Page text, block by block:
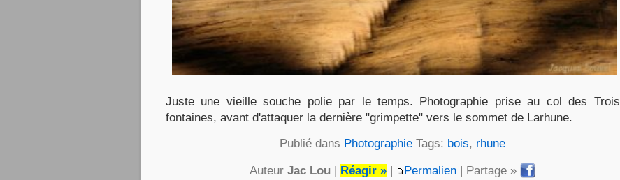
Juste une vieille souche polie par le temps. Photographie prise au col des Trois
fontaines, avant d'attaquer la dernière "grimpette" vers le sommet de Larhune.
Publié dans Photographie Tags: bois, rhune
AuteurJac Lou | Réagir » | Permalien | Partage »